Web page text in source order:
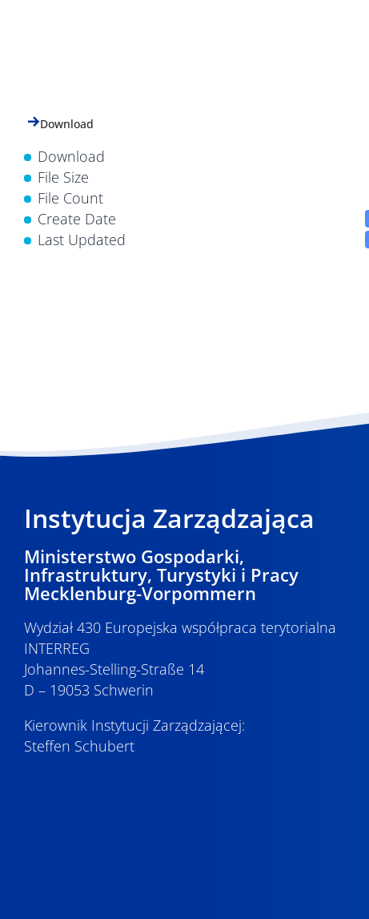
Download
Download
File Size
File Count
Create Date
Last Updated
Instytucja Zarządzająca
Ministerstwo Gospodarki,
Infrastruktury, Turystyki i Pracy
Mecklenburg-Vorpommern
Wydział 430 Europejska współpraca terytorialna
INTERREG
Johannes-Stelling-Straße 14
D – 19053 Schwerin
Kierownik Instytucji Zarządzającej:
Steffen Schubert